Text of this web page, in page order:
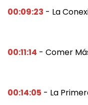
00:09:23 - La
00:11:14 - Comer
00:14:05 - La